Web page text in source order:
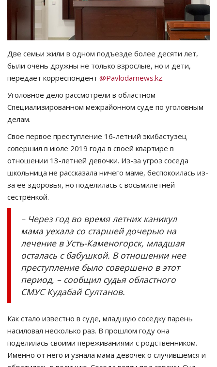
РАЗВЛЕЧЕНИЯ
OFFICIAL
Язык
Две семьи жили в одном подъезде более десяти лет,
были очень дружны не только взрослые, но и дети,
передает корреспондент @Pavlodarnews.kz.
Уголовное дело рассмотрели в областном
Специализированном межрайонном суде по уголовным
делам.
Свое первое преступление 16-летний экибастузец
совершил в июле 2019 года в своей квартире в
отношении 13-летней девочки. Из-за угроз соседа
школьница не рассказала ничего маме, беспокоилась из-
за ее здоровья, но поделилась с восьмилетней
сестрёнкой.
– Через год во время летних каникул
мама уехала со старшей дочерью на
лечение в Усть-Каменогорск, младшая
осталась с бабушкой. В отношении нее
преступление было совершено в этот
период, – сообщил судья областного
СМУС Кудабай Султанов.
Как стало известно в суде, младшую соседку парень
насиловал несколько раз. В прошлом году она
поделилась своими переживаниями с родственником.
Именно от него и узнала мама девочек о случившемся и